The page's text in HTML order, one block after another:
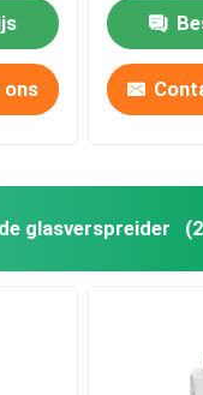
ons
glasverspreider